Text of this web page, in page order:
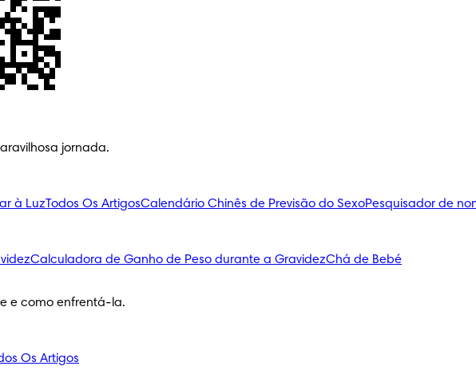
jornada.
à LuzTodos Os ArtigosCalendário Chinês de Previsão do SexoPesquisador de
Calculadora de Ganho de Peso durante a GravidezChá de Bebé
e como enfrentá-la.
Os Artigos